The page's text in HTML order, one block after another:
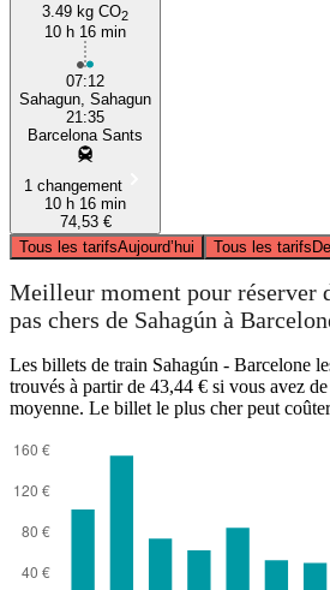
3.49 kg CO2
10 h 16 min
07:12
Sahagun, Sahagun
21:35
Barcelona Sants
1 changement
10 h 16 min
74,53 €
Tous les tarifsAujourd’hui Tous les tarifs
Meilleur moment pour réserver
pas chers de Sahagún à
Les billets de train Sahagún - Barcelone
trouvés à partir de 43,44 € si vous avez
moyenne. Le billet le plus cher peut